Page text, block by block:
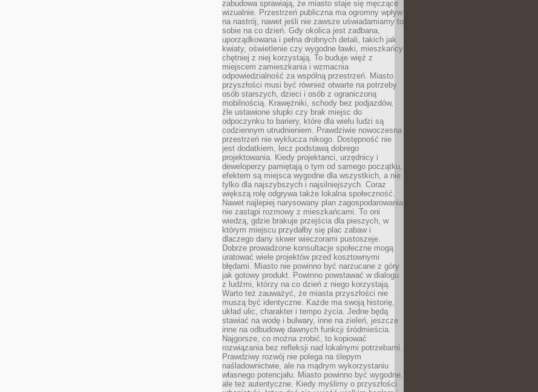
zabudowa sprawiają, że miasto staje się męczące
wizualnie. Przestrzeń publiczna ma ogromny wpływ
na nastrój, nawet jeśli nie zawsze uświadamiamy to
sobie na co dzień. Gdy okolica jest zadbana,
uporządkowana i pełna drobnych detali, takich jak
kwiaty, oświetlenie czy wygodne ławki, mieszkańcy
chętniej z niej korzystają. To buduje więź z
miejscem zamieszkania i wzmacnia
odpowiedzialność za wspólną przestrzeń. Miasto
przyszłości musi być również otwarte na potrzeby
osób starszych, dzieci i osób z ograniczoną
mobilnością. Krawężniki, schody bez podjazdów,
źle ustawione słupki czy brak miejsc do
odpoczynku to bariery, które dla wielu ludzi są
codziennym utrudnieniem. Prawdziwie nowoczesna
przestrzeń nie wyklucza nikogo. Dostępność nie
jest dodatkiem, lecz podstawą dobrego
projektowania. Kiedy projektanci, urzędnicy i
deweloperzy pamiętają o tym od samego początku,
efektem są miejsca wygodne dla wszystkich, a nie
tylko dla najszybszych i najsilniejszych. Coraz
większą rolę odgrywa także lokalna społeczność.
Nawet najlepiej narysowany plan zagospodarowania
nie zastąpi rozmowy z mieszkańcami. To oni
wiedzą, gdzie brakuje przejścia dla pieszych, w
którym miejscu przydałby się plac zabaw i
dlaczego dany skwer wieczorami pustoszeje.
Dobrze prowadzone konsultacje społeczne mogą
uratować wiele projektów przed kosztownymi
błędami. Miasto nie powinno być narzucane z góry
jak gotowy produkt. Powinno powstawać w dialogu
z ludźmi, którzy na co dzień z niego korzystają.
Warto też zauważyć, że miasta przyszłości nie
muszą być identyczne. Każde ma swoją historię,
układ ulic, charakter i tempo życia. Jedne będą
stawiać na wodę i bulwary, inne na zieleń, jeszcze
inne na odbudowę dawnych funkcji śródmieścia.
Najgorsze, co można zrobić, to kopiować
rozwiązania bez refleksji nad lokalnymi potrzebami.
Prawdziwy rozwój nie polega na ślepym
naśladownictwie, ale na mądrym wykorzystaniu
własnego potencjału. Miasto powinno być wygodne,
ale też autentyczne. Kiedy myślimy o przyszłości